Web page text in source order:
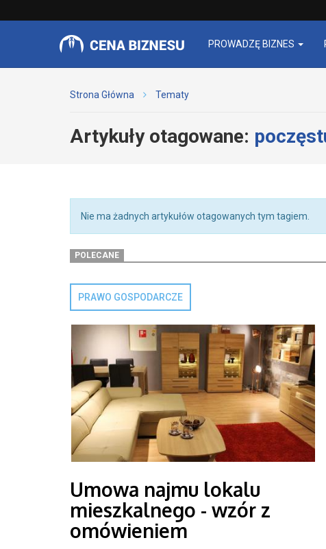
PROWADZĘ BIZNES
Strona Główna Tematy
Artykuły otagowane:
Nie ma żadnych artykułów otagowanych tym tagiem.
POLECANE
PRAWO GOSPODARCZE
Umowa najmu lokalu
mieszkalnego - wzór z
omówieniem